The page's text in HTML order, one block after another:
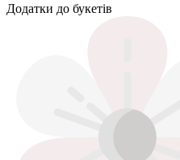
Додатки до букетів